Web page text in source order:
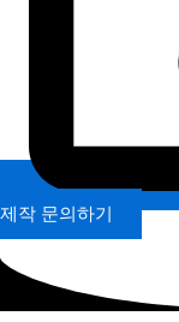
제작 문의하기